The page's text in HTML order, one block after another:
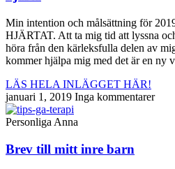
Min intention och målsättning för
HJÄRTAT. Att ta mig tid att lyssna
höra från den kärleksfulla delen av
kommer hjälpa mig med det är en ny
LÄS HELA INLÄGGET HÄR!
januari 1, 2019 Inga kommentarer
Personliga Anna
Brev till mitt inre barn